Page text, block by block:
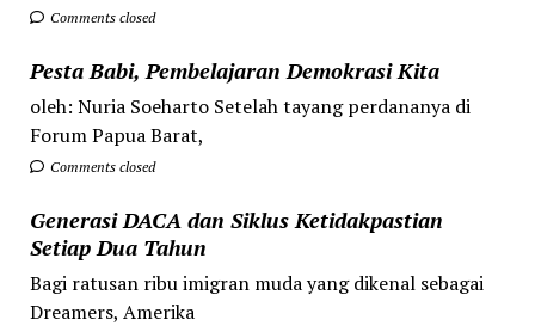
Comments closed
Pesta Babi, Pembelajaran Demokrasi Kita
oleh: Nuria Soeharto Setelah tayang perdananya di
Forum Papua Barat,
Comments closed
Generasi DACA dan Siklus Ketidakpastian
Setiap Dua Tahun
Bagi ratusan ribu imigran muda yang dikenal sebagai
Dreamers, Amerika